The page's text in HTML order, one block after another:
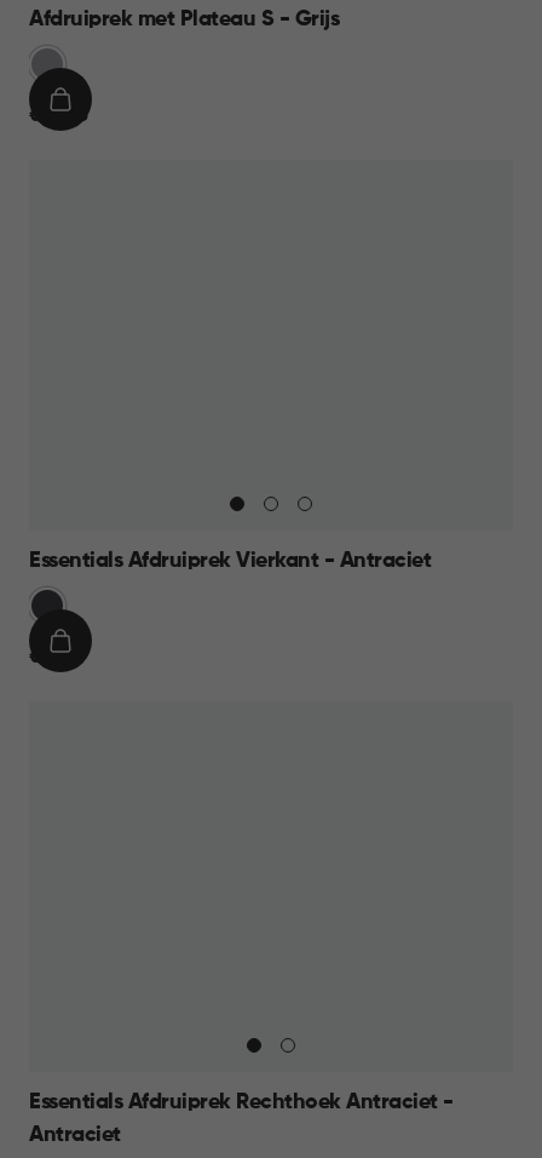
Afdruiprek met Plateau S - Grijs
Licht
Grijs
€
€ 13,95
IN
Essentials Afdruiprek Vierkant - Antraciet
Grijs
€
€ 9,95
IN
Essentials Afdruiprek Rechthoek Antraciet -
Antraciet